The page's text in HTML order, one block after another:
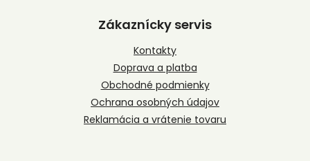
Zákaznícky servis
Kontakty
Doprava a platba
Obchodné podmienky
Ochrana osobných údajov
Reklamácia a vrátenie tovaru